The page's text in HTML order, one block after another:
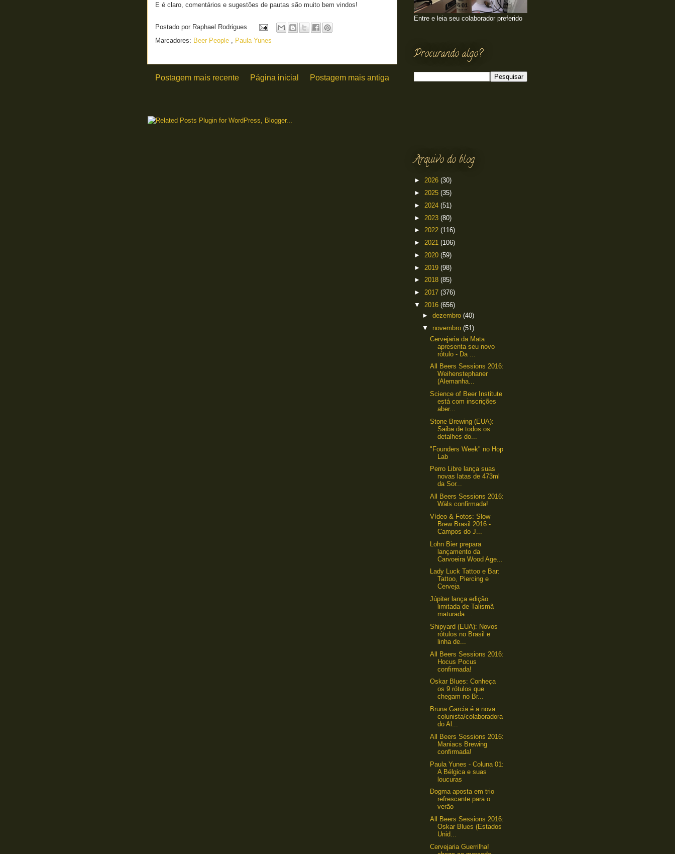
E é claro, comentários e sugestões de pautas são muito bem vindos!
Postado por Raphael Rodrigues
Marcadores: Beer People , Paula Yunes
Postagem mais recente Postagem mais antiga
Página inicial
Entre e leia seu colaborador preferido
Procurando algo?
Arquivo do blog
► 2026 (30)
► 2025 (35)
► 2024 (51)
► 2023 (80)
► 2022 (116)
► 2021 (106)
► 2020 (59)
► 2019 (98)
► 2018 (85)
► 2017 (376)
▼ 2016 (656)
► dezembro (40)
▼ novembro (51)
Cervejaria da Mata
apresenta seu novo
rótulo - Da ...
All Beers Sessions 2016:
Weihenstephaner
(Alemanha...
Science of Beer Institute
está com inscrições
aber...
Stone Brewing (EUA):
Saiba de todos os
detalhes do...
"Founders Week" no Hop
Lab
Perro Libre lança suas
novas latas de 473ml
da Sor...
All Beers Sessions 2016:
Wäls confirmada!
Vídeo & Fotos: Slow
Brew Brasil 2016 -
Campos do J...
Lohn Bier prepara
lançamento da
Carvoeira Wood Age...
Lady Luck Tattoo e Bar:
Tattoo, Piercing e
Cerveja
Júpiter lança edição
limitada de Talismã
maturada ...
Shipyard (EUA): Novos
rótulos no Brasil e
linha de...
All Beers Sessions 2016:
Hocus Pocus
confirmada!
Oskar Blues: Conheça
os 9 rótulos que
chegam no Br...
Bruna Garcia é a nova
colunista/colaboradora
do Al...
All Beers Sessions 2016:
Maniacs Brewing
confirmada!
Paula Yunes - Coluna 01:
A Bélgica e suas
loucuras
Dogma aposta em trio
refrescante para o
verão
All Beers Sessions 2016:
Oskar Blues (Estados
Unid...
Cervejaria Guerrilha!